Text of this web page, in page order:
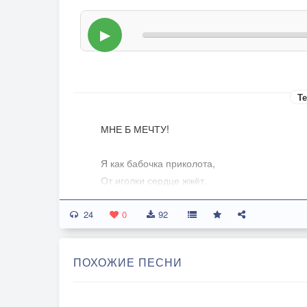
▶
МНЕ Б МЕЧТУ!
Я как бабочка приколота,
От иголки сердце жжёт.
Мне б мечту, ну хоть какую-то,
Счастье в след само придёт.
Все растратились желания,
Может быть я стала старою,
24 0 92
ПОХОЖИЕ ПЕСНИ